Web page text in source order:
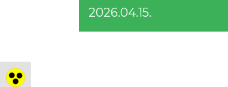
Nagy kontraszt váltása
2026.04.15.